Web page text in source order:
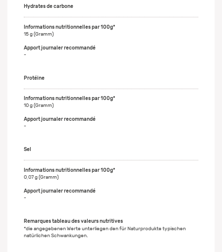
Hydrates de carbone
15 g (Gramm)
-
Protéine
10 g (Gramm)
-
Sel
0,07 g (Gramm)
-
Remarques tableau des valeurs nutritives
*die angegebenen Werte unterliegen den für Naturprodukte typischen
natürlichen Schwankungen.